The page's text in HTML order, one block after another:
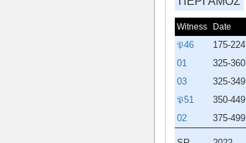
Witness Date
𝔓46 175-224
01 325-360
03 325-349
𝔓51 350-449
02 375-499